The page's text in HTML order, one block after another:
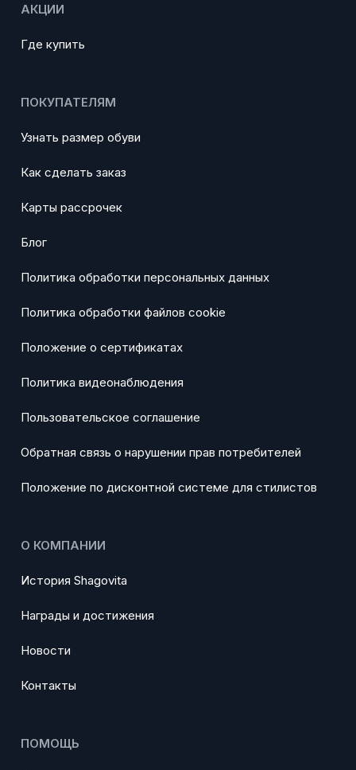
АКЦИИ
Где купить
ПОКУПАТЕЛЯМ
Узнать размер обуви
Как сделать заказ
Карты рассрочек
Блог
Политика обработки персональных данных
Политика обработки файлов cookie
Положение о сертификатах
Политика видеонаблюдения
Пользовательское соглашение
Обратная связь о нарушении прав потребителей
Положение по дисконтной системе для стилистов
О КОМПАНИИ
История Shagovita
Награды и достижения
Новости
Контакты
ПОМОЩЬ